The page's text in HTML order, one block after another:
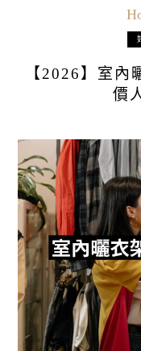
【2026】室
價